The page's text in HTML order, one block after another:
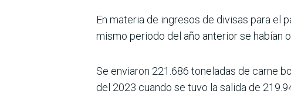
En materia de ingresos de divi­sas para el
mismo periodo del año anterior se habían
Se enviaron 221.686 toneladas de carne
del 2023 cuando se tuvo la salida de